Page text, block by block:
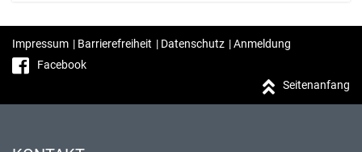
Impressum | Barrierefreiheit | Datenschutz |Anmeldung
Facebook
Seitenanfang